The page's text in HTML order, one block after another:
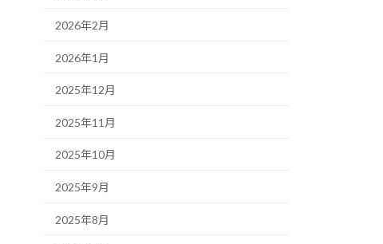
2026年2月
2026年1月
2025年12月
2025年11月
2025年10月
2025年9月
2025年8月